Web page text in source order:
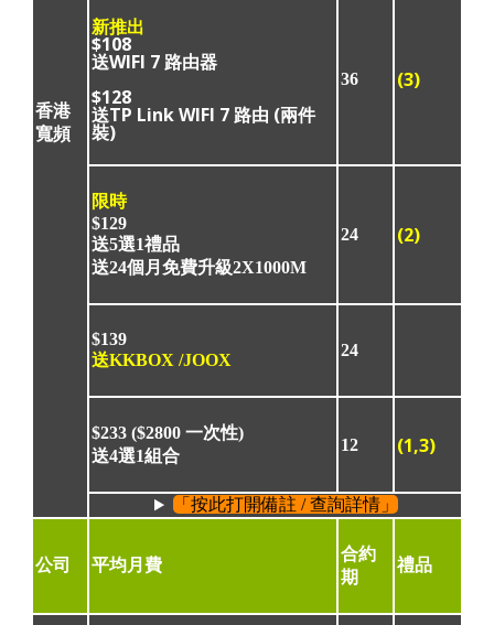
香港
寬頻
新推出
$108
送WIFI 7 路由器
$128
送TP Link WIFI 7 路由 (兩件
裝)
36 (3)
限時
$129
送5選1禮品
送24個月免費升級2X1000M
24 (2)
$139
送KKBOX /JOOX
24
$233 ($2800 一次性)
送4選1組合
12 (1,3)
「按此打開備註 / 查詢詳情」
公司 平均月費
合約
期
禮品